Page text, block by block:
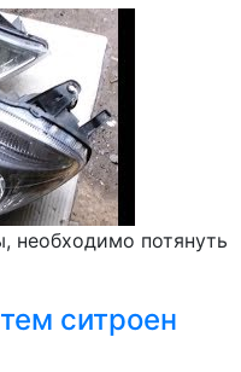
необходимо потянуть
ситроен